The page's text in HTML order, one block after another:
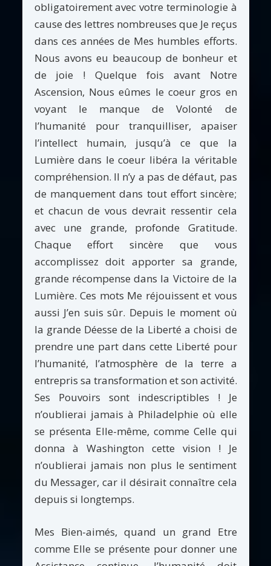
obligatoirement avec votre terminologie à
cause des lettres nombreuses que Je reçus
dans ces années de Mes humbles efforts.
Nous avons eu beaucoup de bonheur et
de joie ! Quelque fois avant Notre
Ascension, Nous eûmes le coeur gros en
voyant le manque de Volonté de
l’humanité pour tranquilliser, apaiser
l’intellect humain, jusqu’à ce que la
Lumière dans le coeur libéra la véritable
compréhension. Il n’y a pas de défaut, pas
de manquement dans tout effort sincère;
et chacun de vous devrait ressentir cela
avec une grande, profonde Gratitude.
Chaque effort sincère que vous
accomplissez doit apporter sa grande,
grande récompense dans la Victoire de la
Lumière. Ces mots Me réjouissent et vous
aussi J’en suis sûr. Depuis le moment où
la grande Déesse de la Liberté a choisi de
prendre une part dans cette Liberté pour
l’humanité, l’atmosphère de la terre a
entrepris sa transformation et son activité.
Ses Pouvoirs sont indescriptibles ! Je
n’oublierai jamais à Philadelphie où elle
se présenta Elle-même, comme Celle qui
donna à Washington cette vision ! Je
n’oublierai jamais non plus le sentiment
du Messager, car il désirait connaître cela
depuis si longtemps.
Mes Bien-aimés, quand un grand Etre
comme Elle se présente pour donner une